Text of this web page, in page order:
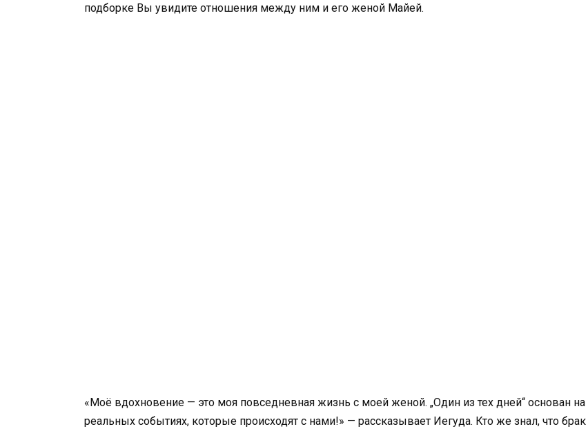
подборке Вы увидите отношения между ним и его женой Майей.
«Моё вдохновение — это моя повседневная жизнь с моей женой. „Один из тех дней“ основан на
реальных событиях, которые происходят с нами!» — рассказывает Иегуда. Кто же знал, что брак